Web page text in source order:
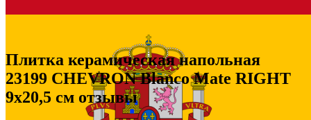
Плитка керамическая напольная
23199 CHEVRON Blanco Mate RIGHT
9х20,5 см отзывы